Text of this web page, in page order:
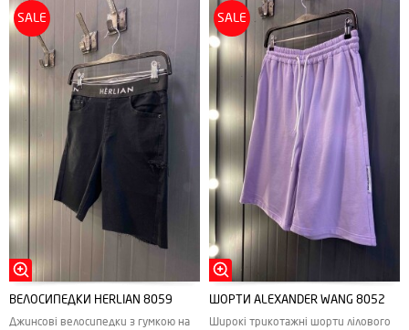
SALE
ВЕЛОСИПЕДКИ HERLIAN 8059
Джинсові велосипедки з гумкою на
SALE
ШОРТИ ALEXANDER WANG 8052
Широкі трикотажні шорти лілового